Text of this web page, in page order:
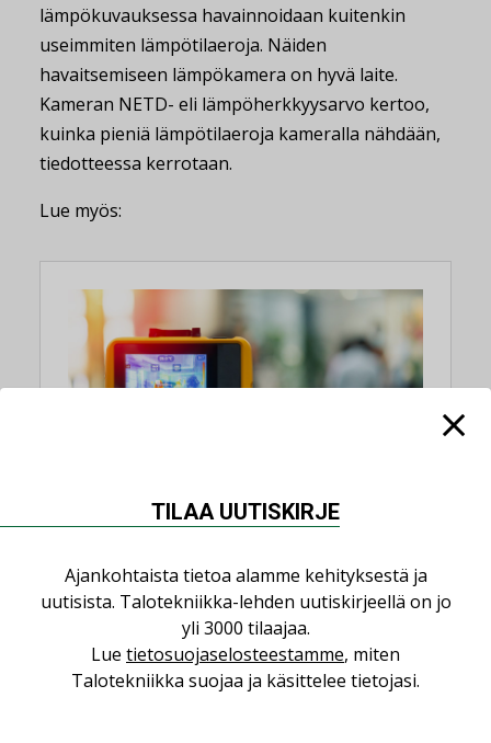
lämpökuvauksessa havainnoidaan kuitenkin
useimmiten lämpötilaeroja. Näiden
havaitsemiseen lämpökamera on hyvä laite.
Kameran NETD- eli lämpöherkkyysarvo kertoo,
kuinka pieniä lämpötilaeroja kameralla nähdään,
tiedotteessa kerrotaan.
Lue myös:
TILAA UUTISKIRJE
Ajankohtaista tietoa alamme kehityksestä ja
uutisista. Talotekniikka-lehden uutiskirjeellä on jo
yli 3000 tilaajaa.
Lue tietosuojaselosteestamme, miten
Talotekniikka suojaa ja käsittelee tietojasi.